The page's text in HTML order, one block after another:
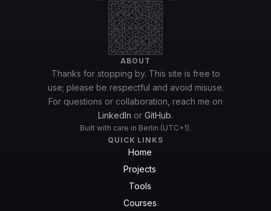
ABOUT
Thanks for stopping by. This site is free to
use; please be respectful and avoid misuse.
For questions or collaboration, reach me on
LinkedIn or GitHub.
Built with care in Berlin (UTC+1).
QUICK LINKS
Home
Projects
Tools
Courses